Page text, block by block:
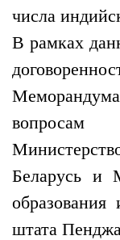
числа
В рамках
вопросам
Беларусь и
штата